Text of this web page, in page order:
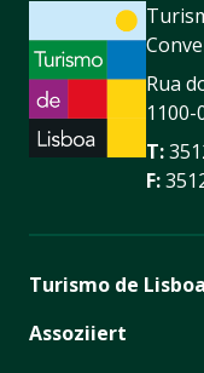
Rua
1100-
T:
F:
Turismo de Lisboa
Assoziiert